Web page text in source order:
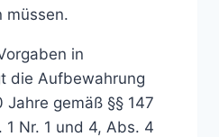
müssen.
in
die Aufbewahrung
gemäß §§ 147
1 Nr. 1 und 4, Abs. 4